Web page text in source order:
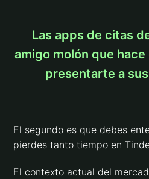
Las apps de citas
amigo molón que
presentarte a
El segundo es que debes
pierdes tanto tiempo en
El contexto actual del